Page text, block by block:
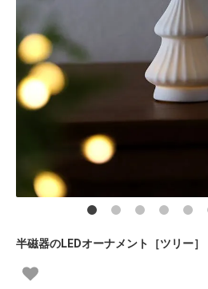
半磁器のLEDオーナメント［ツリー］